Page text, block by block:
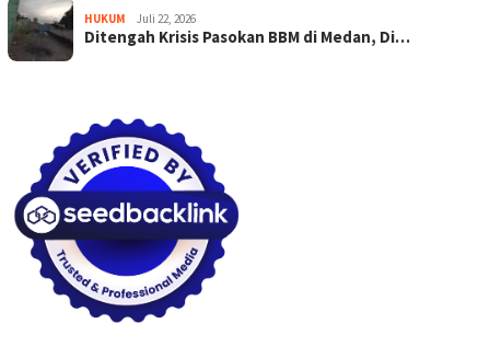
HUKUM Juli 22, 2026
Ditengah Krisis Pasokan BBM di Medan, Di…